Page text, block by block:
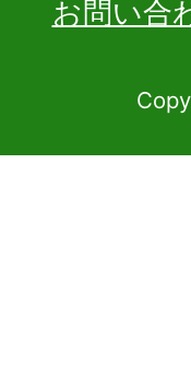
お問い合